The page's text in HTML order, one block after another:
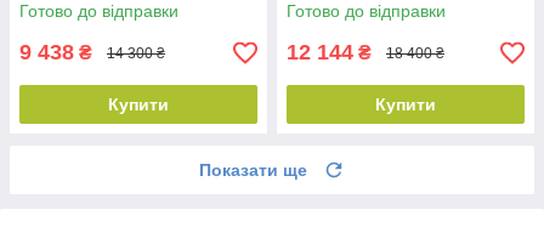
Готово до відправки
9 438 ₴ 14 300 ₴
Купити
Готово до відправки
12 144 ₴ 18 400 ₴
Купити
Показати ще